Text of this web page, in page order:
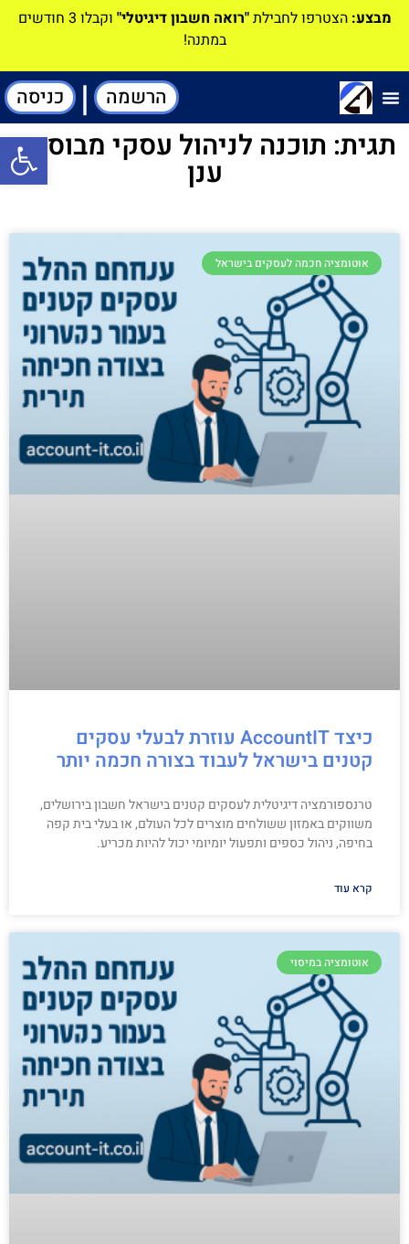
מבצע: הצטרפו לחבילת"רואה חשבון דיגיטלי"
וקבלו 3 חודשים
במתנה!
הרשמה | כניסה
תגית: תוכנה לניהול עסקי מבוססת
ענן
אוטומציה חכמה לעסקים בישראל
כיצד AccountIT עוזרת לבעלי עסקים
קטנים בישראל לעבוד בצורה חכמה יותר
טרנספורמציה דיגיטלית לעסקים קטנים בישראל חשבון בירושלים,
משווקים באמזון ששולחים מוצרים לכל העולם, או בעלי בית קפה
בחיפה, ניהול כספים ותפעול יומיומי יכול להיות מכריע.
קרא עוד
אוטומציה במיסוי
פתח